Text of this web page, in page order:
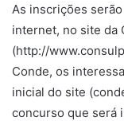
As inscrições
internet, no site da
(http://
Conde, os
inicial do site
concurso que será